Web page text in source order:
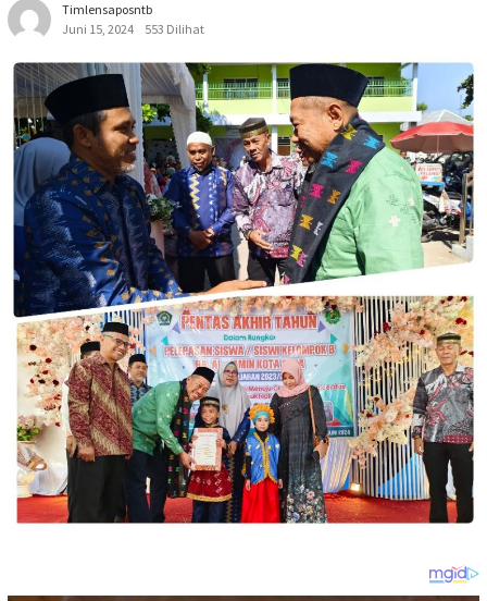
Timlensaposntb
Juni 15, 2024
553 Dilihat